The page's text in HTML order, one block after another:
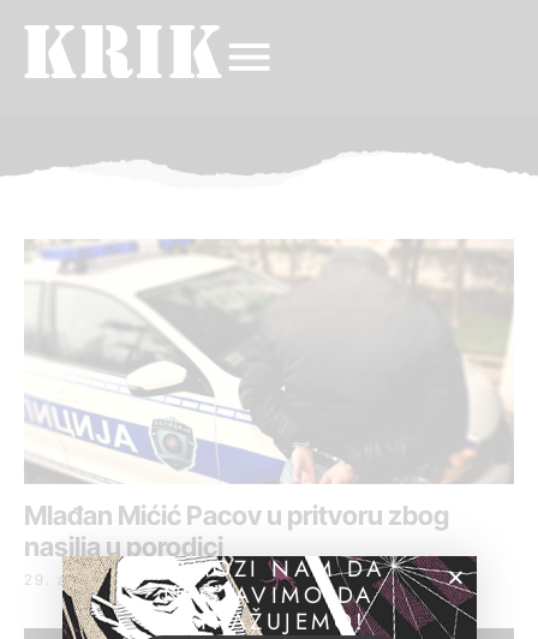
Mlađan Mićić Pacov u pritvoru zbog
nasilja u porodici
29. avgust 2017. POMOZI NAM DA
NASTAVIMO DA
ISTRAŽUJEMO!